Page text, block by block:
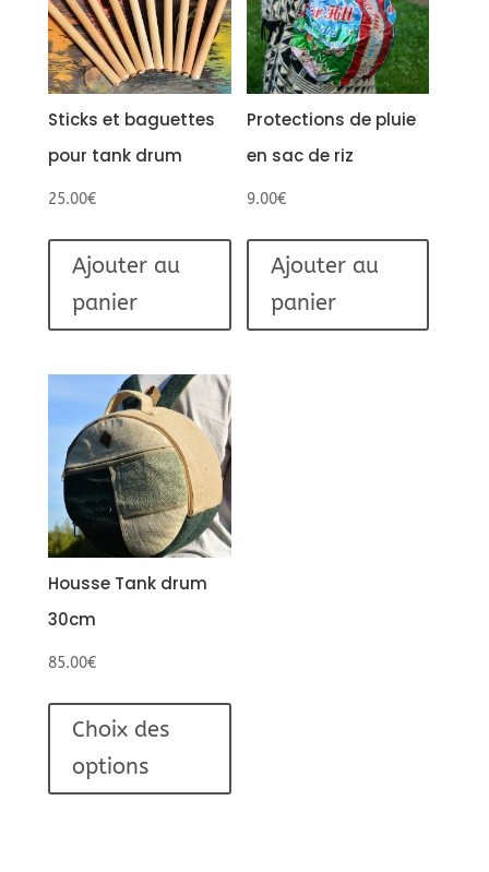
Sticks et baguettes
pour tank drum
25.00€
Ajouter au
panier
Protections de pluie
en sac de riz
9.00€
Ajouter au
panier
Housse Tank drum
30cm
85.00€
Choix des
options